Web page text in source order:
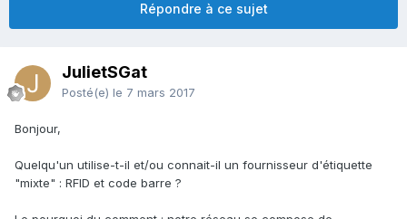
Répondre à ce sujet
JulietSGat
Posté(e) le 7 mars 2017
Bonjour,
Quelqu'un utilise-t-il et/ou connait-il un fournisseur d'étiquette
"mixte" : RFID et code barre ?